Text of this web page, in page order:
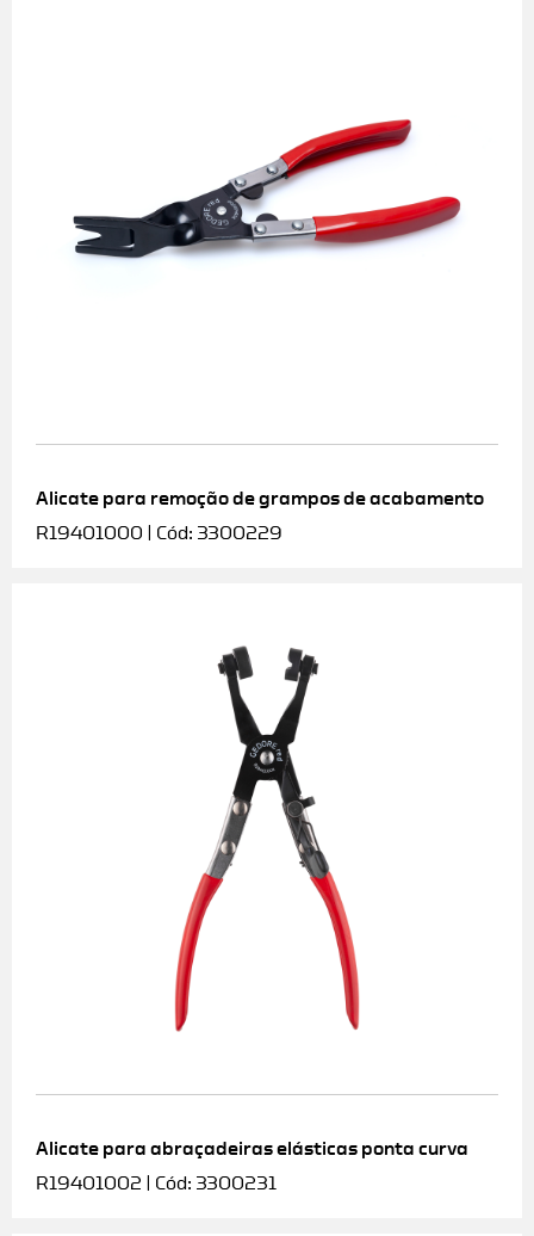
Alicate para remoção de grampos de acabamento
R19401000 | Cód: 3300229
Alicate para abraçadeiras elásticas ponta curva
R19401002 | Cód: 3300231